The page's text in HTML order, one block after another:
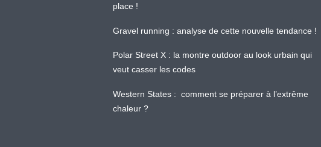
place !
Gravel running : analyse de cette nouvelle tendance !
Polar Street X : la montre outdoor au look urbain qui
veut casser les codes
Western States : comment se préparer à l’extrême
chaleur ?